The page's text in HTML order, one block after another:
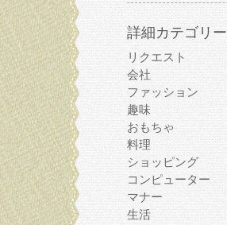
詳細カテゴリー
リクエスト
会社
ファッション
趣味
おもちゃ
料理
ショッピング
コンピューター
マナー
生活